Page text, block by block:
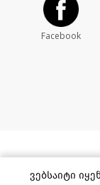
Facebook
ვებსაიტი